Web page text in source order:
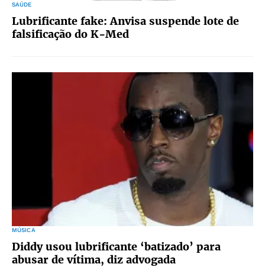
SAÚDE
Lubrificante fake: Anvisa suspende lote de
falsificação do K-Med
MÚSICA
Diddy usou lubrificante ‘batizado’ para
abusar de vítima, diz advogada